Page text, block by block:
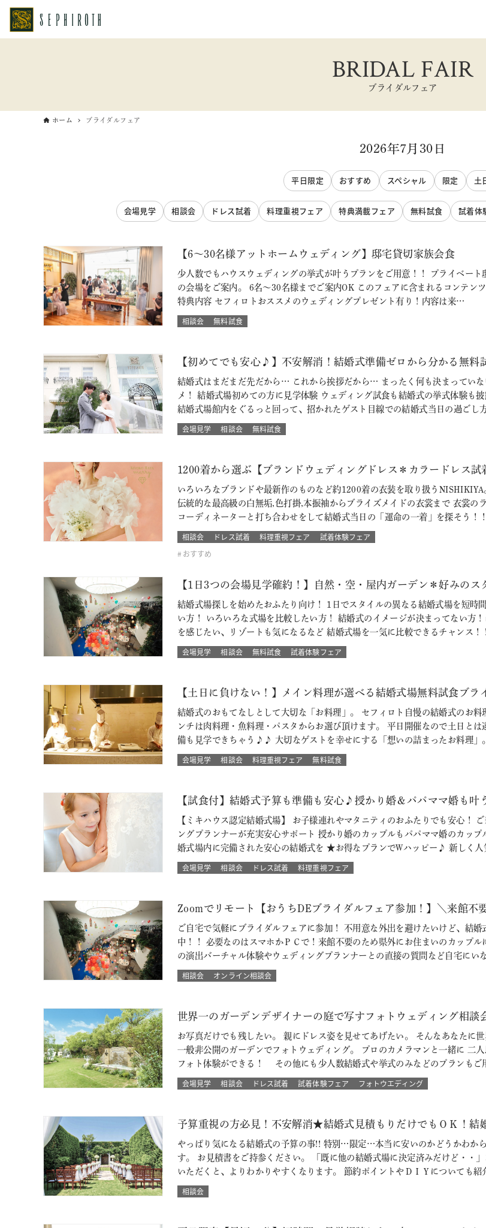
BRIDAL FAIR
ブライダルフェア
ホーム ブライダルフェア
2026年7月30日
平日限定 おすすめ スペシャル 限定 土
会場見学 相談会 ドレス試着 料理重視フェア 特典満載フェア 無料試食 試着体
【6～30名様アットホームウェディング】邸宅貸切家族会食
少人数でもハウスウェディングの挙式が叶うプランをご用意！！ プライベー
の会場をご案内。 6名～30名様までご案内OK このフェアに含まれるコンテ
特典内容 セフィロトおススメのウェディングプレゼント有り！内容は来…
相談会 無料試食
【初めてでも安心♪】不安解消！結婚式準備ゼロから分かる無料
結婚式はまだまだ先だから… これから挨拶だから… まったく何も決まってい
メ！ 結婚式場初めての方に見学体験 ウェディング試食も結婚式の挙式体験も
結婚式場館内をぐるっと回って、招かれたゲスト目線での結婚式当日の過ごし
会場見学 相談会 無料試食
1200着から選ぶ【ブランドウェディングドレス＊カラードレス
いろいろなブランドや最新作のものなど約1200着の衣装を取り扱う
伝統的な最高級の白無垢,色打掛,本振袖からブライズメイドの衣裳まで 衣裳
コーディネーターと打ち合わせをして結婚式当日の「運命の一着」を探そう！
相談会 ドレス試着 料理重視フェア
試着体験フェア
おすすめ
【1日3つの会場見学確約！】自然・空・屋内ガーデン＊好みのス
結婚式場探しを始めたおふたり向け！ 1日でスタイルの異なる結婚式場を短
い方！ いろいろな式場を比較したい方！ 結婚式のイメージが決まってない
を感じたい、リゾートも気になるなど 結婚式場を一気に比較できるチャンス
会場見学 相談会 無料試食 試着体験フェア
【土日に負けない！】メイン料理が選べる結婚式場無料試食ブラ
結婚式のおもてなしとして大切な「お料理」。 セフィロト自慢の結婚式のお
ンチは肉料理・魚料理・パスタからお選び頂けます。 平日開催なので土日と
備も見学できちゃう♪♪ 大切なゲストを幸せにする「想いの詰まったお料理
会場見学 相談会 料理重視フェア 無料試食
【試食付】結婚式予算も準備も安心♪授かり婚＆パパママ婚も叶
【ミキハウス認定結婚式場】 お子様連れやマタニティのおふたりでも安心！
ングプランナーが充実安心サポート 授かり婚のカップルもパパママ婚のカッ
婚式場内に完備された安心の結婚式を ★お得なプランでWハッピー♪ 新しく
会場見学 相談会 ドレス試着 料理重視フェア
Zoomでリモート【おうちDEブライダルフェア参加！】＼来館不
ご自宅で気軽にブライダルフェアに参加！ 不用意な外出を避けたいけど、結
中！！ 必要なのはスマホかＰＣで！来館不要のため県外にお住まいのカップ
の演出バーチャル体験やウェディングプランナーとの直接の質問など自宅にい
相談会 オンライン相談会
世界一のガーデンデザイナーの庭で写すフォトウェディング相談
お写真だけでも残したい。 親にドレス姿を見せてあげたい。 そんなあなたに
一般非公開のガーデンでフォトウェディング。 プロのカメラマンと一緒に 二
フォト体験ができる！ その他にも少人数結婚式や挙式のみなどのプランもご
会場見学 相談会 ドレス試着 試着体験フェア フォトウエディング
予算重視の方必見！不安解消★結婚式見積もりだけでもＯＫ！結
やっぱり気になる結婚式の予算の事!! 特別…限定…本当に安いのかどうかわか
す。 お見積書をご持参ください。 「既に他の結婚式場に決定済みだけど・・
いただくと、よりわかりやすくなります。 節約ポイントやＤＩＹについても
相談会